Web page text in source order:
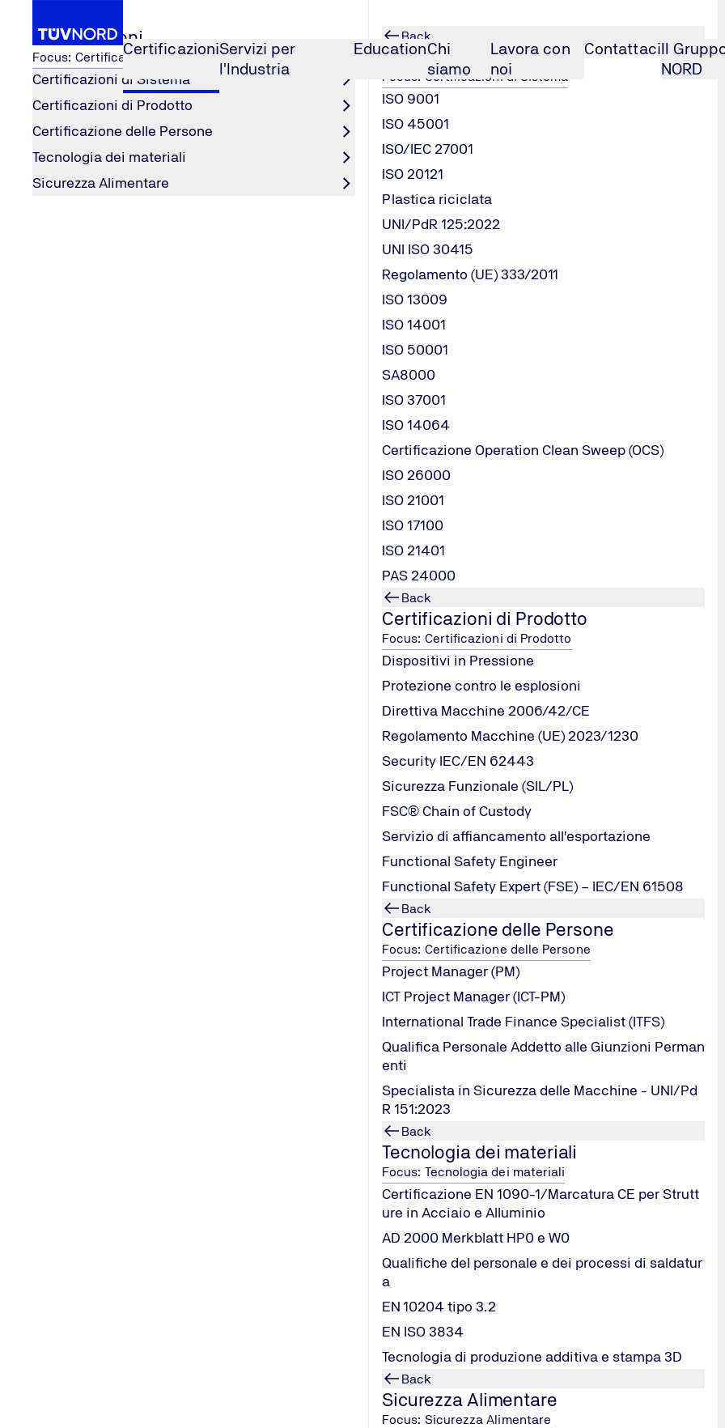
CertificazioniServizi per
l'Industria
EducationChi
siamo
Lavora con
noi
ContattaciIl
NORD
Certificazioni
Focus: Certificazioni
Certificazioni di Sistema
Certificazioni di Prodotto
Certificazione delle Persone
Tecnologia dei materiali
Sicurezza Alimentare
Back
Certificazioni di Sistema
Focus: Certificazioni di Sistema
ISO 9001
ISO 45001
ISO/IEC 27001
ISO 20121
Plastica riciclata
UNI/PdR 125:2022
UNI ISO 30415
Regolamento (UE) 333/2011
ISO 13009
ISO 14001
ISO 50001
SA8000
ISO 37001
ISO 14064
Certificazione Operation Clean Sweep (OCS)
ISO 26000
ISO 21001
ISO 17100
ISO 21401
PAS 24000
Back
Certificazioni di Prodotto
Focus: Certificazioni di Prodotto
Dispositivi in Pressione
Protezione contro le esplosioni
Direttiva Macchine 2006/42/CE
Regolamento Macchine (UE) 2023/1230
Security IEC/EN 62443
Sicurezza Funzionale (SIL/PL)
FSC® Chain of Custody
Servizio di affiancamento all'esportazione
Functional Safety Engineer
Functional Safety Expert (FSE) – IEC/EN 61508
Back
Certificazione delle Persone
Focus: Certificazione delle Persone
Project Manager (PM)
ICT Project Manager (ICT-PM)
International Trade Finance Specialist (ITFS)
Qualifica Personale Addetto alle Giunzioni Perman
enti
Specialista in Sicurezza delle Macchine - UNI/Pd
R 151:2023
Back
Tecnologia dei materiali
Focus: Tecnologia dei materiali
Certificazione EN 1090-1/Marcatura CE per Strutt
ure in Acciaio e Alluminio
AD 2000 Merkblatt HP0 e W0
Qualifiche del personale e dei processi di saldatur
a
EN 10204 tipo 3.2
EN ISO 3834
Tecnologia di produzione additiva e stampa 3D
Back
Sicurezza Alimentare
Focus: Sicurezza Alimentare
Home
Protezione contro le esplosion Direttiva 99/92/CE
Direttiva
99/92/CE
La Direttiva 99/92/CE, conosciuta anche come Direttiva ATEX 137 o ATEX Workplace Directive, riguarda la
in ambienti con atmosfere potenzialmente esplosive. Questa direttiva si concentra sugli obblighi dei datori di lavoro
Cosa includono i principali punti della Direttiva 99/92/CE?
Relazione tra Direttive ATEX 99/92/CE e 2014/34/UE
La Direttiva 99/92/CE è complementare alla Direttiva 2014/34/UE, che si concentra sulla progettazione e